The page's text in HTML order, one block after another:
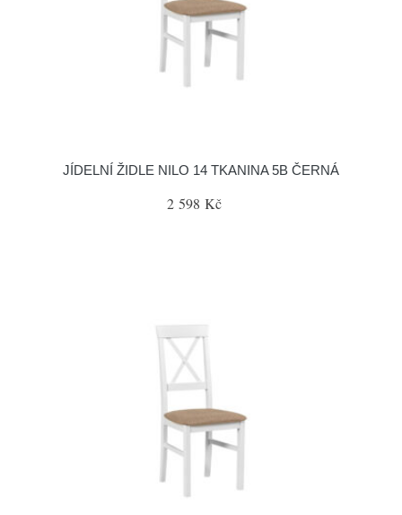
JÍDELNÍ ŽIDLE NILO 14 TKANINA 5B ČERNÁ
2 598 Kč